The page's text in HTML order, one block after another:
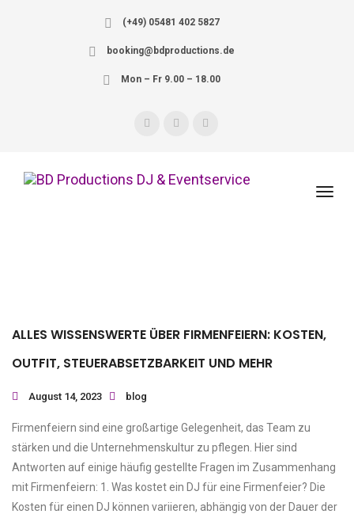
(+49) 05481 402 5827
booking@bdproductions.de
Mon – Fr 9.00 – 18.00
ALLES WISSENSWERTE ÜBER FIRMENFEIERN: KOSTEN,
OUTFIT, STEUERABSETZBARKEIT UND MEHR
August 14, 2023 blog
Firmenfeiern sind eine großartige Gelegenheit, das Team zu
stärken und die Unternehmenskultur zu pflegen. Hier sind
Antworten auf einige häufig gestellte Fragen im Zusammenhang
mit Firmenfeiern: 1. Was kostet ein DJ für eine Firmenfeier? Die
Kosten für einen DJ können variieren, abhängig von der Dauer der